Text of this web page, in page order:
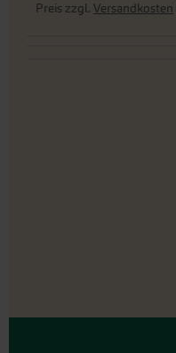
Preis zzgl. Versandkosten